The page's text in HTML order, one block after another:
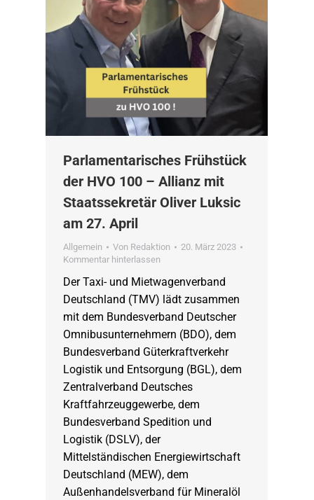
Parlamentarisches Frühstück
der HVO 100 – Allianz mit
Staatssekretär Oliver Luksic
am 27. April
Allgemein Von Redaktion
20. März 2023
Kommentar hinterlassen
Der Taxi- und Mietwagenverband
Deutschland (TMV) lädt zusammen
mit dem Bundesverband Deutscher
Omnibusunternehmern (BDO), dem
Bundesverband Güterkraftverkehr
Logistik und Entsorgung (BGL), dem
Zentralverband Deutsches
Kraftfahrzeuggewerbe, dem
Bundesverband Spedition und
Logistik (DSLV), der
Mittelständischen Energiewirtschaft
Deutschland (MEW), dem
Außenhandelsverband für Mineralöl